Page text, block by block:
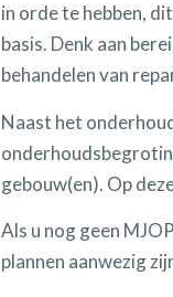
in orde te hebben,
basis. Denk aan
behandelen van
Naast het
gebouw(en). Op
Als u nog geen
plannen aanwezig